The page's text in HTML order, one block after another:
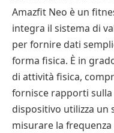
Amazfit Neo è un
integra il sistema di
per fornire dati
forma fisica. È in
di attività fisica,
fornisce rapporti
dispositivo utilizza un
misurare la